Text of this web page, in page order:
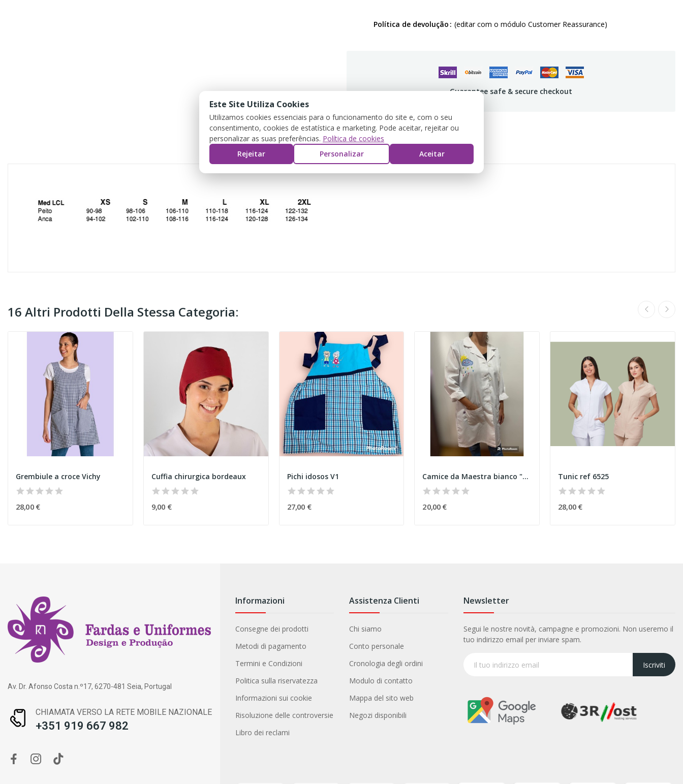
Política de devolução (editar com o módulo Customer Reassurance)
Guarantee safe & secure checkout
DESCRIZIONE DETTAGLI DEL PRODOTTO REVIEWS
16 Altri Prodotti Della Stessa Categoria:
Grembiule a croce Vichy
28,00 €
Cuffia chirurgica bordeaux
9,00 €
Pichi idosos V1
27,00 €
Camice da Maestra bianco "Sole e nuvole"
20,00 €
Tunic ref 6525
28,00 €
Av. Dr. Afonso Costa n.º17, 6270-481 Seia, Portugal
CHIAMATA VERSO LA RETE MOBILE NAZIONALE
+351 919 667 982
Informazioni
Consegne dei prodotti
Metodi di pagamento
Termini e Condizioni
Politica sulla riservatezza
Informazioni sui cookie
Risoluzione delle controversie
Libro dei reclami
Assistenza Clienti
Chi siamo
Conto personale
Cronologia degli ordini
Modulo di contatto
Mappa del sito web
Negozi disponibili
Newsletter
Segui le nostre novità, campagne e promozioni. Non useremo il
tuo indirizzo email per inviare spam.
Iscriviti
Este Site Utiliza Cookies
Utilizamos cookies essenciais para o funcionamento do site e, com o seu
consentimento, cookies de estatística e marketing. Pode aceitar, rejeitar ou
personalizar as suas preferências. Política de cookies
Rejeitar
Personalizar Aceitar